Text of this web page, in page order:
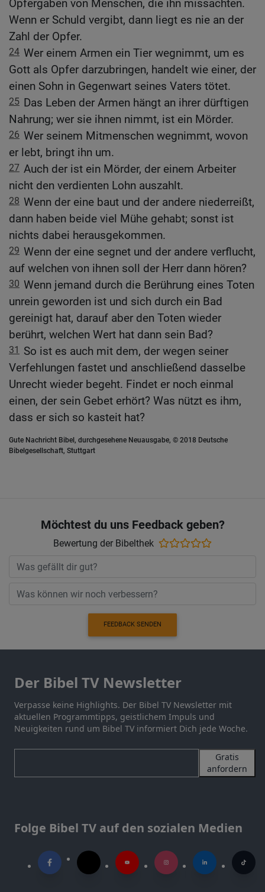
Opfergaben von Menschen, die ihn missachten.
Wenn er Schuld vergibt, dann liegt es nie an der
Zahl der Opfer.
24 Wer einem Armen ein Tier wegnimmt, um es
Gott als Opfer darzubringen, handelt wie einer, der
einen Sohn in Gegenwart seines Vaters tötet.
25 Das Leben der Armen hängt an ihrer dürftigen
Nahrung; wer sie ihnen nimmt, ist ein Mörder.
26 Wer seinem Mitmenschen wegnimmt, wovon
er lebt, bringt ihn um.
27 Auch der ist ein Mörder, der einem Arbeiter
nicht den verdienten Lohn auszahlt.
28 Wenn der eine baut und der andere niederreißt,
dann haben beide viel Mühe gehabt; sonst ist
nichts dabei herausgekommen.
29 Wenn der eine segnet und der andere verflucht,
auf welchen von ihnen soll der Herr dann hören?
30 Wenn jemand durch die Berührung eines Toten
unrein geworden ist und sich durch ein Bad
gereinigt hat, darauf aber den Toten wieder
berührt, welchen Wert hat dann sein Bad?
31 So ist es auch mit dem, der wegen seiner
Verfehlungen fastet und anschließend dasselbe
Unrecht wieder begeht. Findet er noch einmal
einen, der sein Gebet erhört? Was nützt es ihm,
dass er sich so kasteit hat?
Gute Nachricht Bibel, durchgesehene Neuausgabe, © 2018 Deutsche
Bibelgesellschaft, Stuttgart
Möchtest du uns Feedback geben?
Bewertung der Bibelthek
FEEDBACK SENDEN
Der Bibel TV Newsletter
Verpasse keine Highlights. Der Bibel TV Newsletter mit
aktuellen Programmtipps, geistlichem Impuls und
Neuigkeiten rund um Bibel TV informiert Dich jede Woche.
Gratis
anfordern
Folge Bibel TV auf den sozialen Medien